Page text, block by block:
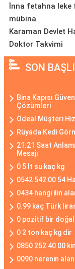
İnna fetahna leke
mübina
Karaman Devlet
Doktor Takvimi
SON
Bina Kapısı
Çözümleri
Ödeal Müşteri
Rüyada Kedi
21:21 Saat
Mesajı
0 5 lt su kaç kg
0542 542 00 54
0434 hangi ilin
0.99 kaç Türk
0 pozitif bir doğal
0 2 ton kaç kg dir
0850 252 40 00
0090 nerenin